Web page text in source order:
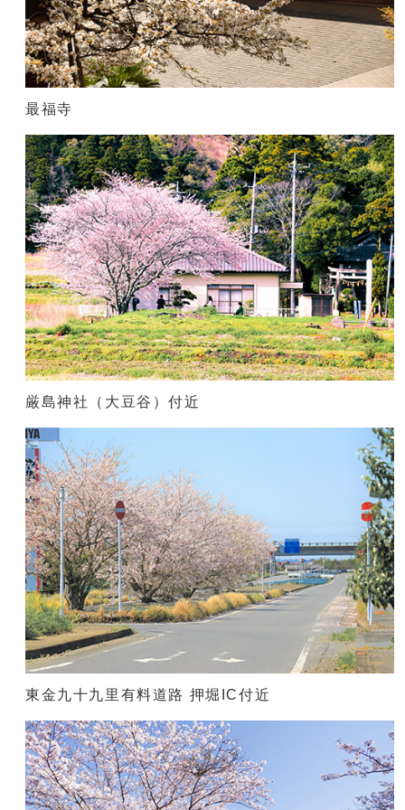
最福寺
厳島神社（大豆谷）付近
東金九十九里有料道路 押堀IC付近